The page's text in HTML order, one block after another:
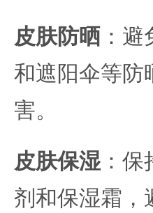
皮肤防晒 ：
和遮阳伞等防
害。
皮肤保湿 ：
剂和保湿霜，